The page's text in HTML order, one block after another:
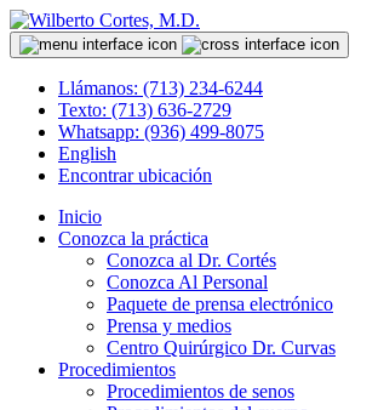
Llámanos: (713) 234-6244
Texto: (713) 636-2729
Whatsapp: (936) 499-8075
English
Encontrar ubicación
Inicio
Conozca la práctica
Conozca al Dr. Cortés
Conozca Al Personal
Paquete de prensa electrónico
Prensa y medios
Centro Quirúrgico Dr. Curvas
Procedimientos
Procedimientos de senos